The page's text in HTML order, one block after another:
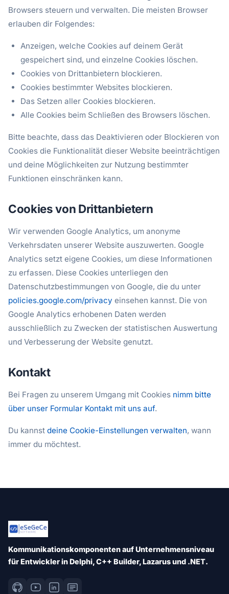
Browsers steuern und verwalten. Die meisten Browser
erlauben dir Folgendes:
Anzeigen, welche Cookies auf deinem Gerät
gespeichert sind, und einzelne Cookies löschen.
Cookies von Drittanbietern blockieren.
Cookies bestimmter Websites blockieren.
Das Setzen aller Cookies blockieren.
Alle Cookies beim Schließen des Browsers löschen.
Bitte beachte, dass das Deaktivieren oder Blockieren von
Cookies die Funktionalität dieser Website beeinträchtigen
und deine Möglichkeiten zur Nutzung bestimmter
Funktionen einschränken kann.
Cookies von Drittanbietern
Wir verwenden Google Analytics, um anonyme
Verkehrsdaten unserer Website auszuwerten. Google
Analytics setzt eigene Cookies, um diese Informationen
zu erfassen. Diese Cookies unterliegen den
Datenschutzbestimmungen von Google, die du unter
policies.google.com/privacy einsehen kannst. Die von
Google Analytics erhobenen Daten werden
ausschließlich zu Zwecken der statistischen Auswertung
und Verbesserung der Website genutzt.
Kontakt
Bei Fragen zu unserem Umgang mit Cookies nimm bitte
über unser Formular Kontakt mit uns auf.
Du kannst deine Cookie-Einstellungen verwalten, wann
immer du möchtest.
Kommunikationskomponenten auf Unternehmensniveau
für Entwickler in Delphi, C++ Builder, Lazarus und .NET.